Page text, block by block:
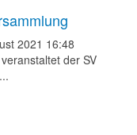
2021 16:48
der SV